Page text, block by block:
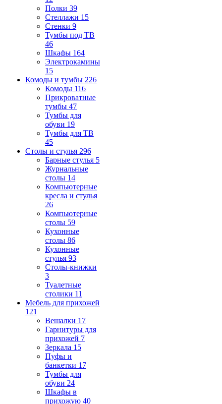
Полки 39
Стеллажи 15
Стенки 9
Тумбы под ТВ
46
Шкафы 164
Электрокамины
15
Комоды и тумбы 226
Комоды 116
Прикроватные
тумбы 47
Тумбы для
обуви 19
Тумбы для ТВ
45
Столы и стулья 296
Барные стулья 5
Журнальные
столы 14
Компьютерные
кресла и стулья
26
Компьютерные
столы 59
Кухонные
столы 86
Кухонные
стулья 93
Столы-книжки
3
Туалетные
столики 11
Мебель для прихожей
121
Вешалки 17
Гарнитуры для
прихожей 7
Зеркала 15
Пуфы и
банкетки 17
Тумбы для
обуви 24
Шкафы в
прихожую 40